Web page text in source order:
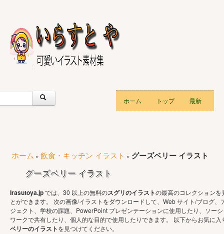
ホーム トップ 最新
ホーム » 飲食・キッチン イラスト » グーズベリー イラスト
グーズベリー イラスト
Irasutoya.jpでは、30 以上の無料のスグリのイラストの最高のコレクションを
とができます。 次の画像/イラストをダウンロードして、Web サイト/ブログ、
ジェクト、学校の課題、PowerPoint プレゼンテーションに使用したり、ソー
ワークで共有したり、個人的な目的で使用したりできます。 以下からお気に入
ベリーのイラストを見つけてください。